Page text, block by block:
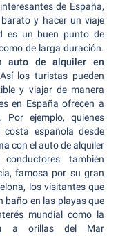
de España,
y hacer un viaje
es un buen punto de
de larga duración.
auto de alquiler en
Así los turistas pueden
y viajar de manera
en España ofrecen a
ejemplo, quienes
española desde
con el auto de alquiler
también
famosa por su gran
los visitantes que
baño en las playas que
mundial como la
a orillas del Mar